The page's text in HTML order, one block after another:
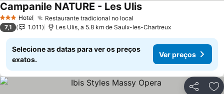
3 EstrelasHotel Restaurante tradicional no local
Campanile NATURE - Les UlisVer preços
7,1 1.011 Les Ulis, a 5.8 km de Saulx-les-Chartreux
Selecione as datas para ver os preços
exatos.
Ver preços
Partilhar